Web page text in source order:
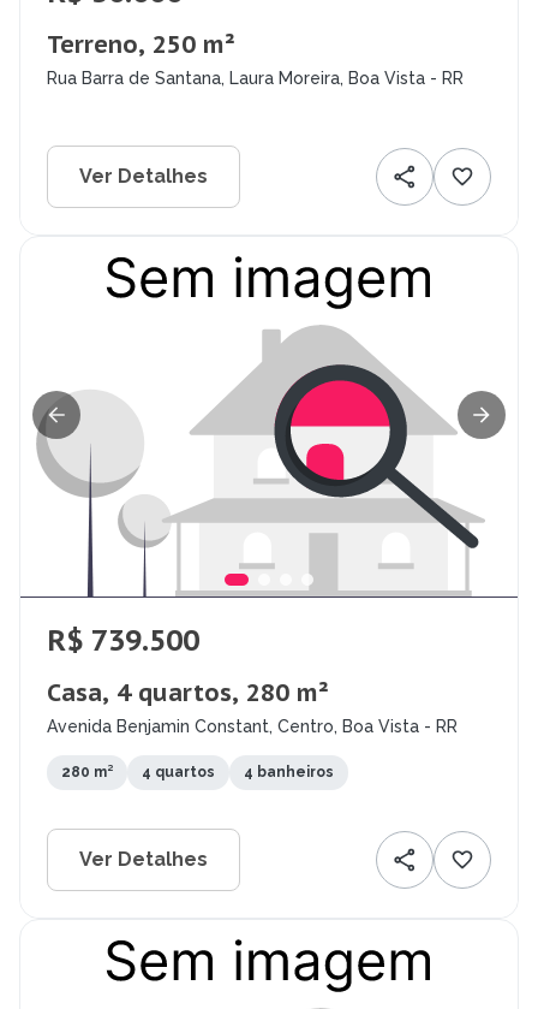
Terreno, 250 m²
Rua Barra de Santana, Laura Moreira, Boa Vista - RR
Ver Detalhes
R$ 739.500
Casa, 4 quartos, 280 m²
Avenida Benjamin Constant, Centro, Boa Vista - RR
280 m² 4 quartos 4 banheiros
Ver Detalhes